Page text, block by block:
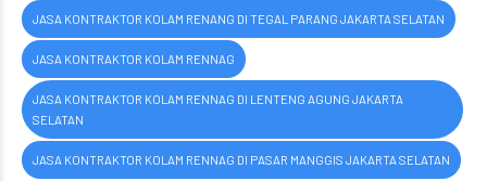
JASA KONTRAKTOR KOLAM RENANG DI TEGAL PARANG JAKARTA SELATAN
JASA KONTRAKTOR KOLAM RENNAG
JASA KONTRAKTOR KOLAM RENNAG DI LENTENG AGUNG JAKARTA
SELATAN
JASA KONTRAKTOR KOLAM RENNAG DI PASAR MANGGIS JAKARTA SELATAN